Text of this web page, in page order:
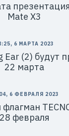
Mate X3
6 МАРТА 2023
(2) будут
22 марта
6 ФЕВРАЛЯ 2023
28 февраля